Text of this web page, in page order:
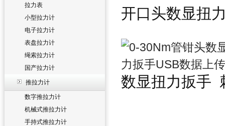
拉力表
小型拉力计
电子拉力计
表盘拉力计
绳索拉力计
国产拉力计
推拉力计
数字推拉力计
机械式推拉力计
手持式推拉力计
开口头数显扭
数显扭力扳手